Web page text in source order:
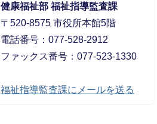
健康福祉部 福祉指導監査課
〒520-8575 市役所本館5階
電話番号：077-528-2912
ファックス番号：077-523-1330
福祉指導監査課にメールを送る